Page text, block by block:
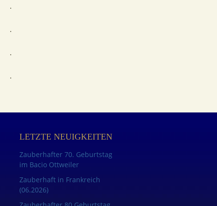
.
.
.
.
LETZTE NEUIGKEITEN
Zauberhafter 70. Geburtstag
im Bacio Ottweiler
Zauberhaft in Frankreich
(06.2026)